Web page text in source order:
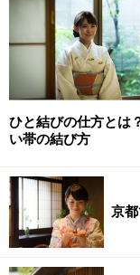
左は関西衿、右
襦袢にも「関西
徴として「関西
ように、衽（お
す（「着物の名称
襦袢に用いられる
りませんが、「
衿」は衽の部分が
らずスッキリと
ひと結びの仕方とは
い帯の結び方
京